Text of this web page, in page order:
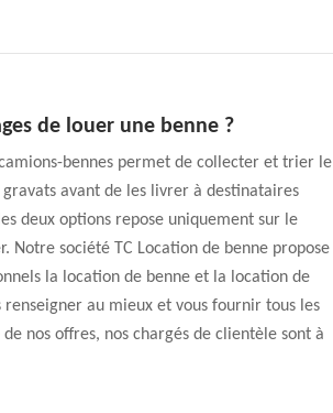
de louer une benne ?
bennes permet de collecter et trier le
avant de les livrer à destinataires
deux options repose uniquement sur le
Notre société TC Location de benne propose
la location de benne et la location de
renseigner au mieux et vous fournir tous les
nos offres, nos chargés de clientèle sont à